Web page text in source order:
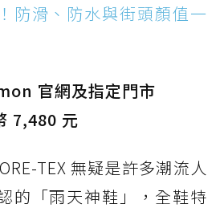
防滑、防水與街頭顏值一
官網及指定門市
7,480 元
TEX 無疑是許多潮流人
的「雨天神鞋」，全鞋特